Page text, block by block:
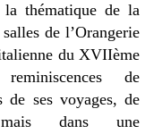
thématique de la
de l’Orangerie
du XVIIème
de
de ses voyages, de
dans une